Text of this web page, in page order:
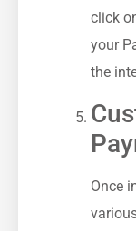
click
your
the
Once